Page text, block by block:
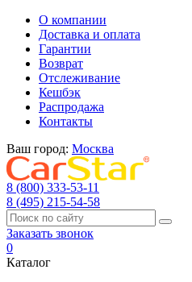
О компании
Доставка и оплата
Гарантии
Возврат
Отслеживание
Кешбэк
Распродажа
Контакты
Ваш город: Москва
8 (800) 333-53-11
8 (495) 215-54-58
Заказать звонок
0
Каталог